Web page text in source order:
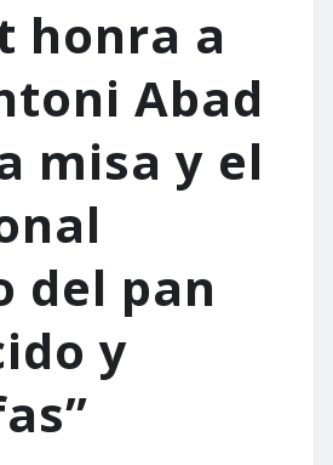
honra a
Abad
misa y el
del pan
y